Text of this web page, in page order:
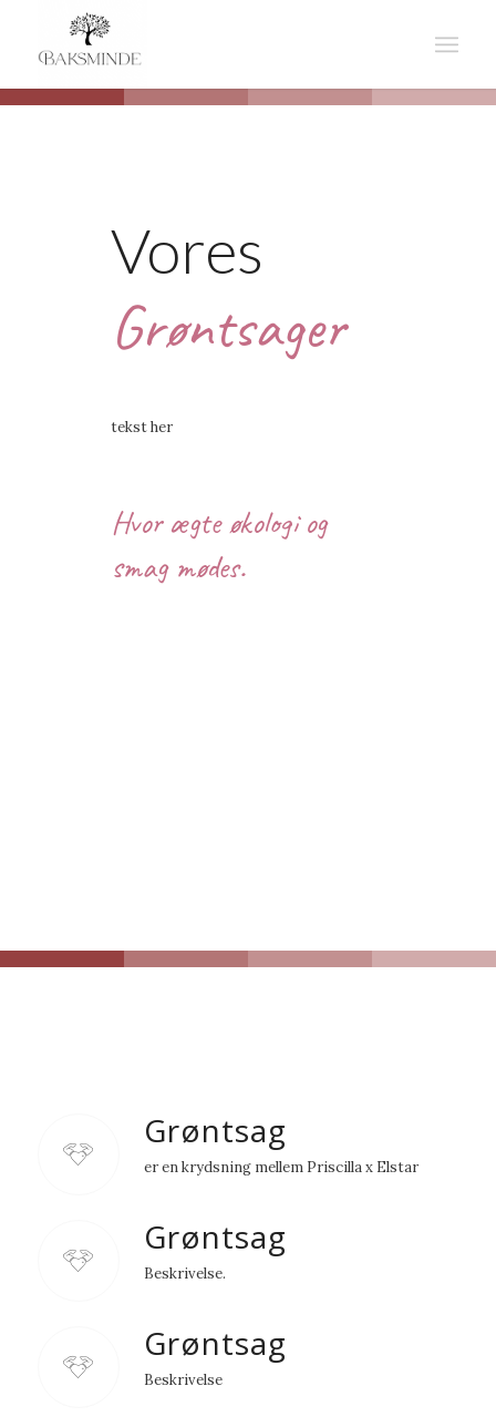
Vores
Grøntsager
tekst her
Hvor ægte økologi og
smag mødes.
Grøntsag
er en krydsning mellem Priscilla x Elstar
Grøntsag
Beskrivelse.
Grøntsag
Beskrivelse